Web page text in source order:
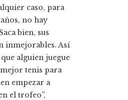
caso, para
no hay
bien, sus
inmejorables. Así
alguien juegue
tenis para
empezar a
el trofeo”,